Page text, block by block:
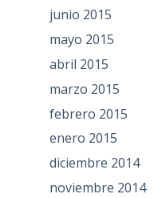
junio 2015
mayo 2015
abril 2015
marzo 2015
febrero 2015
enero 2015
diciembre 2014
noviembre 2014